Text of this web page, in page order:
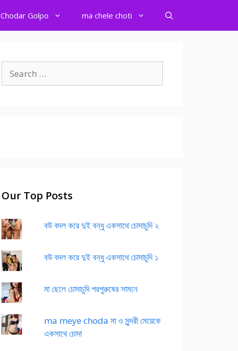
Chodar Golpo ma chele choti
for:
Our Top Posts
বউ বদল করে দুই বন্ধু একসাথে চোদাচুদি ২
বউ বদল করে দুই বন্ধু একসাথে চোদাচুদি ১
মা ছেলে চোদাচুদি পরপুরুষের সামনে
ma meye choda মা ও সুন্দরী মেয়েকে
একসাথে চোদা